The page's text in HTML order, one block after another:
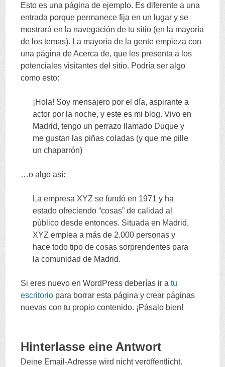
SPRINGEN
Esto es una página de ejemplo. Es diferente a una
entrada porque permanece fija en un lugar y se
mostrará en la navegación de tu sitio (en la mayoría
de los temas). La mayoría de la gente empieza con
una página de Acerca de,que les presenta a los
potenciales visitantes del sitio. Podría ser algo
como esto:
¡Hola! Soy mensajero por el día,aspirante a
actor por la noche,y este es mi blog.Vivo en
Madrid,tengo un perrazo llamado Duque y
me gustan las piñas coladas (y que me pille
un chaparrón)
…o algo así:
La empresa XYZ se fundó en 1971y ha
estado ofreciendo “cosas”de calidad al
público desde entonces. Situada en Madrid,
XYZ emplea a más de 2.000 personas y
hace todo tipo de cosas sorprendentes para
la comunidad de Madrid.
Si eres nuevo en WordPress deberías ir a tu
escritorio para borrar esta página y crear páginas
nuevas con tu propio contenido. ¡Pásalo bien!
Hinterlasse eine Antwort
Deine Email-Adresse wird nicht veröffentlicht.